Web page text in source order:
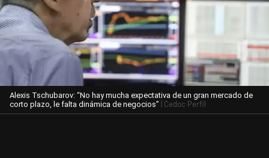
Alexis Tschubarov: “No hay mucha expectativa de un gran mercado de
corto plazo, le falta dinámica de negocios” | Cedoc Perfil